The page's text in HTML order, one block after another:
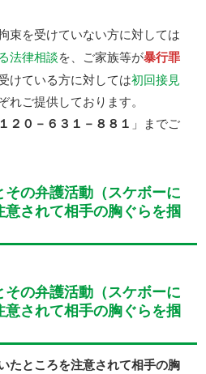
束を受けていない方に対しては
法律相談を、ご家族等が暴行罪
けている方に対しては初回接見
れご提供しております。
２０－６３１－８８１ 」までご
その弁護活動（スケボーに
されて相手の胸ぐらを掴
その弁護活動（スケボーに
されて相手の胸ぐらを掴
たところを注意されて相手の胸